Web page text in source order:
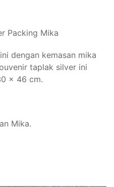
Packing Mika
dengan kemasan mika
taplak silver ini
x 46 cm.
Mika.